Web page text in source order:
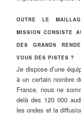
OUTRE LE
MISSION CONSISTE
DES GRANDS
VOUS DES PISTES ?
Je dispose d’une
à un certain nombre
France, nous ne
delà des 120 000
les ondes et la